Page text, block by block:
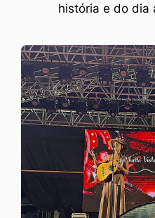
história e do dia